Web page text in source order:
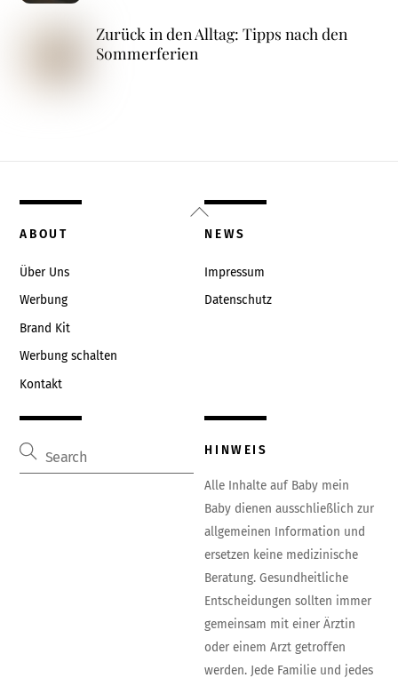
Zurück in den Alltag: Tipps nach den
Sommerferien
Back
To
ABOUT
Über Uns
Werbung
Brand Kit
Werbung schalten
Kontakt
NEWS
Impressum
Datenschutz
HINWEIS
Alle Inhalte auf Baby mein
Baby dienen ausschließlich zur
allgemeinen Information und
ersetzen keine medizinische
Beratung. Gesundheitliche
Entscheidungen sollten immer
gemeinsam mit einer Ärztin
oder einem Arzt getroffen
werden. Jede Familie und jedes